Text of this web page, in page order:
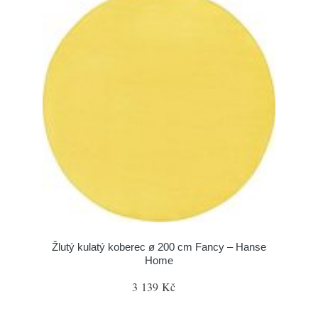
Žlutý kulatý koberec ø 200 cm Fancy – Hanse
Home
3 139 Kč